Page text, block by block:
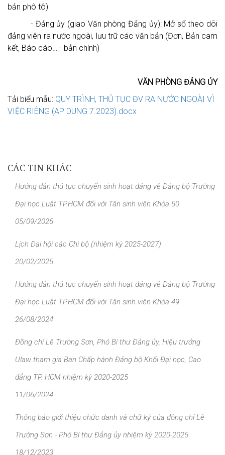
bản phô tô)
- Đảng ủy (giao Văn phòng Đảng ủy): Mở sổ theo dõi
đảng viên ra nước ngoài, lưu trữ các văn bản (Đơn, Bản cam
kết, Báo cáo… - bản chính)
VĂN PHÒNG ĐẢNG ỦY
Tải biểu mẫu: QUY TRÌNH, THỦ TỤC ĐV RA NƯỚC NGOÀI VÌ
VIỆC RIÊNG (AP DUNG 7.2023).docx
CÁC TIN KHÁC
Hướng dẫn thủ tục chuyển sinh hoạt đảng về Đảng bộ Trường
Đại học Luật TP.HCM đối với Tân sinh viên Khóa 50
05/09/2025
Lịch Đại hội các Chi bộ (nhiệm kỳ 2025-2027)
20/02/2025
Hướng dẫn thủ tục chuyển sinh hoạt đảng về Đảng bộ Trường
Đại học Luật TP.HCM đối với Tân sinh viên Khóa 49
26/08/2024
Đồng chí Lê Trường Sơn, Phó Bí thư Đảng ủy, Hiệu trưởng
Ulaw tham gia Ban Chấp hành Đảng bộ Khối Đại học, Cao
đẳng TP. HCM nhiệm kỳ 2020-2025
11/06/2024
Thông báo giới thiệu chức danh và chữ ký của đồng chí Lê
Trường Sơn - Phó Bí thư Đảng ủy nhiệm kỳ 2020-2025
18/12/2023